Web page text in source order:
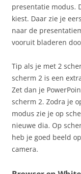
presentatie modus.
kiest. Daar zie je
naar de
vooruit bladeren
Tip als je met 2
scherm 2 is een
Zet dan je
scherm 2. Zodra je
modus zie je op
nieuwe dia. Op
heb je goed beeld
camera.